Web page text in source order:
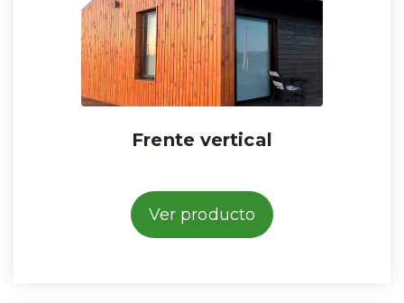
Frente vertical
Ver producto